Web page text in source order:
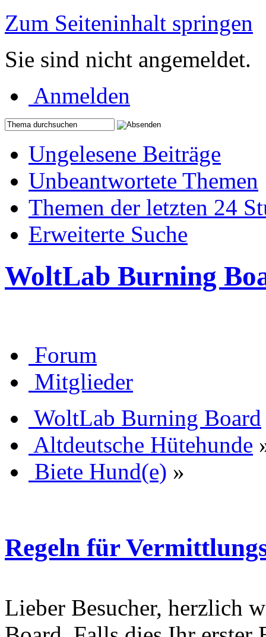
Zum Seiteninhalt springen
Sie sind nicht angemeldet.
Anmelden
Ungelesene Beiträge
Unbeantwortete Themen
Themen der letzten 24
Erweiterte Suche
WoltLab Burning
Forum
Mitglieder
WoltLab Burning Board
Altdeutsche Hütehunde
Biete Hund(e) »
Regeln für
Lieber Besucher, herzlich